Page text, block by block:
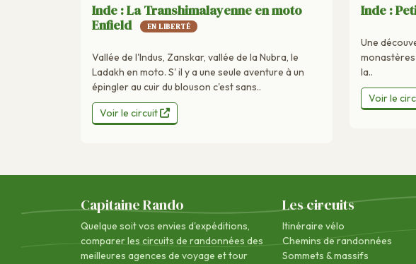
Inde : La Transhimalayenne en moto
Enfield
EN LIBERTÉ
Vallée de l'Indus, Zanskar, vallée de la Nubra, le
Ladakh en moto. S' il y a une seule aventure à un
épingler au cuir du blouson c'est sans..
Voir le circuit
Inde :
Une
monastères
la..
Voir le
Capitaine Rando
Quelque soit vos envies d'expéditions,
comparer les circuits de randonnées des
meilleures agences de voyage et tour
Les circuits
Itinéraire vélo
Chemins de randonnées
Sommets & massifs